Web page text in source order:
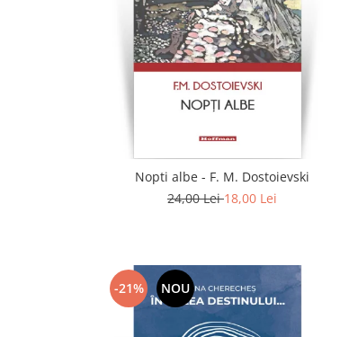
Nopti albe - F. M. Dostoievski
24,00 Lei18,00 Lei
-21% NOU